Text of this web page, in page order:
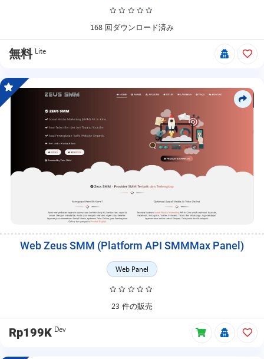
168 回ダウンロード済み
無料 Lite
Web Zeus SMM (Platform API SMMMax Panel)
Web Panel
23 件の販売
Rp199K Dev